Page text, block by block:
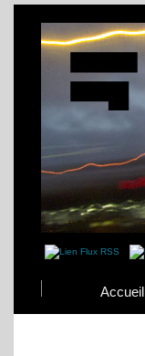
Accueil